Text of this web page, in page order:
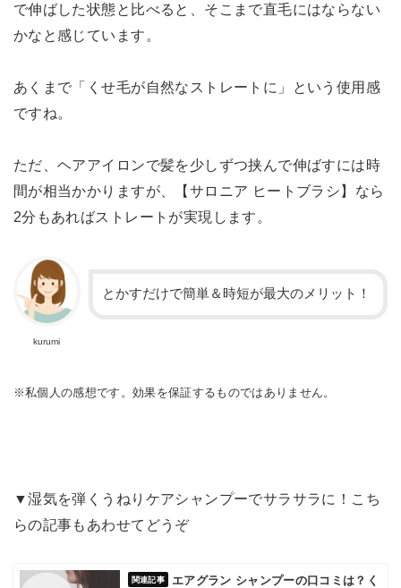
で伸ばした状態と比べると、そこまで直毛にはならない
かなと感じています。
あくまで「くせ毛が自然なストレートに」という使用感
ですね。
ただ、ヘアアイロンで髪を少しずつ挟んで伸ばすには時
間が相当かかりますが、【サロニア ヒートブラシ】なら
2分もあればストレートが実現します。
kurumi
とかすだけで簡単＆時短が最大のメリット！
※私個人の感想です。効果を保証するものではありません。
▼湿気を弾くうねりケアシャンプーでサラサラに！こち
らの記事もあわせてどうぞ
エアグラン シャンプーの口コミは？く